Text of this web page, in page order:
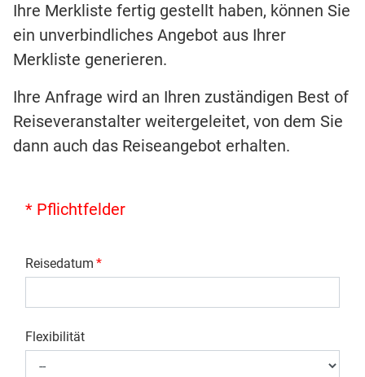
Ihre Merkliste fertig gestellt haben, können Sie
ein unverbindliches Angebot aus Ihrer
Merkliste generieren.
Ihre Anfrage wird an Ihren zuständigen Best of
Reiseveranstalter weitergeleitet, von dem Sie
dann auch das Reiseangebot erhalten.
* Pflichtfelder
Reisedatum *
Flexibilität